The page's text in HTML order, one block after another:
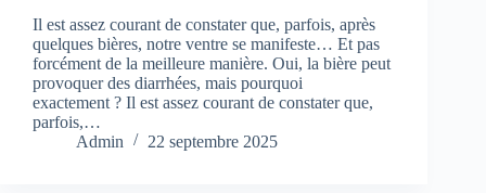
Il est assez courant de constater que, parfois, après
quelques bières, notre ventre se manifeste… Et pas
forcément de la meilleure manière. Oui, la bière peut
provoquer des diarrhées, mais pourquoi
exactement ? Il est assez courant de constater que,
parfois,…
Admin
22 septembre 2025